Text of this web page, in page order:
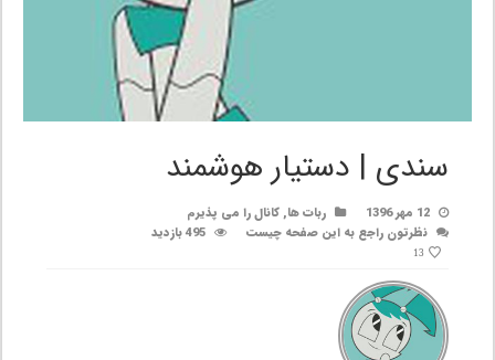
سندی | دستیار هوشمند
12 مهر 1396 ربات ها,کانال را می پذیرم
نظرتون راجع به این صفحه چیست
495 بازدید
13